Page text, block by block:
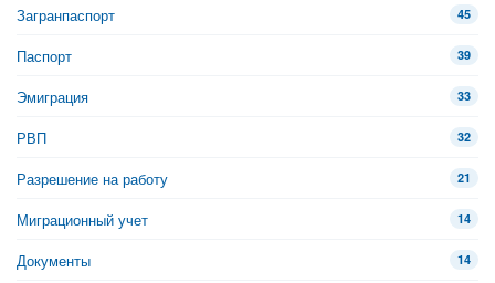
Загранпаспорт 45
Паспорт 39
Эмиграция 33
РВП 32
Разрешение на работу 21
Миграционный учет 14
Документы 14